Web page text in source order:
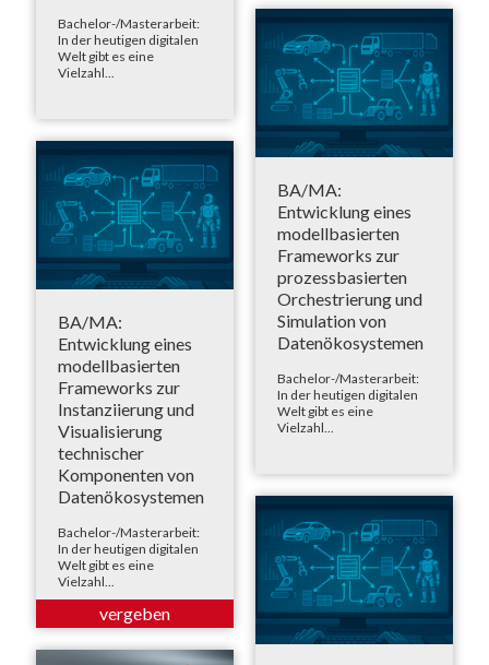
Bachelor-/Masterarbeit:
In der heutigen digitalen
Welt gibt es eine
Vielzahl...
BA/MA:
Entwicklung eines
modellbasierten
Frameworks zur
prozessbasierten
Orchestrierung und
Simulation von
Datenökosystemen
Bachelor-/Masterarbeit:
In der heutigen digitalen
Welt gibt es eine
Vielzahl...
BA/MA:
Entwicklung eines
modellbasierten
Frameworks zur
Instanziierung und
Visualisierung
technischer
Komponenten von
Datenökosystemen
Bachelor-/Masterarbeit:
In der heutigen digitalen
Welt gibt es eine
Vielzahl...